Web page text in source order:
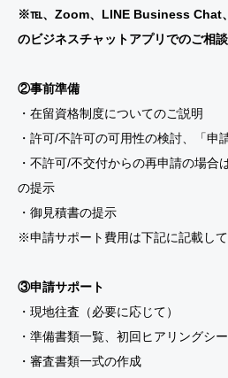
※℡、Zoom、LINE Business Chat
のビジネスチャットアプリでのご相
②事前準備
・在留資格制度についてのご説明
・許可/不許可の可用性の検討、「申
・不許可/不交付からの再申請の場合
の提示
・御見積書の提示
※申請サポート費用は下記に記載し
③申請サポート
・現地往査（必要に応じて）
・準備書類一覧、初回ヒアリングシ
・審査書類一式の作成